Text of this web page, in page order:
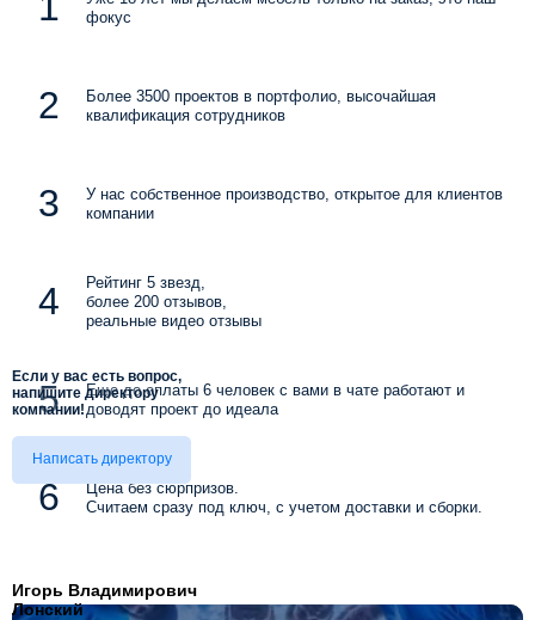
фокус
Более 3500 проектов в портфолио, высочайшая
квалификация сотрудников
У нас собственное производство, открытое для клиентов
компании
Рейтинг 5 звезд,
более 200 отзывов,
реальные видео отзывы
Еще до оплаты 6 человек с вами в чате работают и
доводят проект до идеала
Цена без сюрпризов.
Считаем сразу под ключ, с учетом доставки и сборки.
Если у вас есть вопрос,
напишите директору
компании!
Написать директору
Игорь Владимирович
Лонский